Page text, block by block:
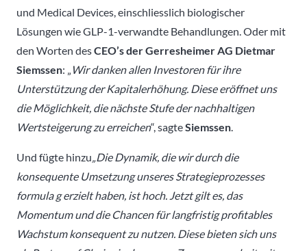
und Medical Devices, einschliesslich biologischer
Lösungen wie GLP-1-verwandte Behandlungen. Oder mit
den Worten desCEO’s der Gerresheimer AG Dietmar
Siemssen: „ Wir danken allen Investoren für ihre
Unterstützung der Kapitalerhöhung. Diese eröffnet uns
die Möglichkeit, die nächste Stufe der nachhaltigen
Wertsteigerung zu erreichen“, sagteSiemssen.
Und fügte hinzu„Die Dynamik, die wir durch die
konsequente Umsetzung unseres Strategieprozesses
formula g erzielt haben, ist hoch. Jetzt gilt es, das
Momentum und die Chancen für langfristig profitables
Wachstum konsequent zu nutzen. Diese bieten sich uns